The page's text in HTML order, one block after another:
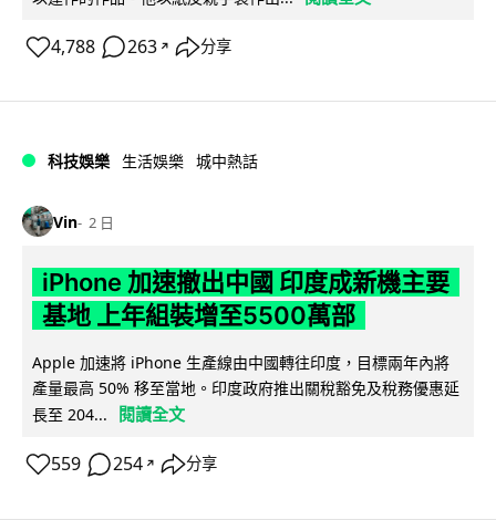
4,788 263 ↗ 分享
科技娛樂 生活娛樂 城中熱話
Vin 2 日
iPhone 加速撤出中國 印度成新機主要
基地 上年組裝增至5500萬部
Apple 加速將 iPhone 生產線由中國轉往印度，目標兩年內將
產量最高 50% 移至當地。印度政府推出關稅豁免及稅務優惠延
長至 204...
閱讀全文
559 254 ↗ 分享